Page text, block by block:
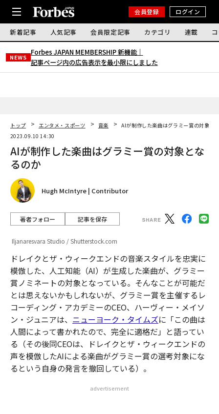
会員登録 ログイン
新着記事 人気記事 会員限定記事 カテゴリ 連載
NEWS
Forbes JAPAN MEMBERSHIP 新機能｜
記事ページ内の広告表示を最小限にしました
トップ エンタメ・スポーツ 音楽
AIが制作した楽曲はグラミー賞の対象と
2023.09.10 14:30
AIが制作した楽曲はグラミー賞の対象とな
るのか
Hugh McIntyre | Contributor
著者フォロー 記事を保存
Iljanaresvara Studio / Shutterstock.com
ドレイクとザ・ウィークエンドの音楽スタイルを忠実に
模倣した、人工知能（AI）が生成した楽曲が、グラミー
賞ノミネートの対象となっている。そんなことが可能だ
とは思えないかもしれないが、グラミー賞を主催するレ
コーディング・アカデミーのCEO、ハーヴィー・メイソ
ン・ジュニアは、 ニューヨーク・タイムズに「この曲は
人間によって書かれたので、完全に適格だ」と語ってい
る（その後同CEOは、ドレイクとザ・ウィークエンドの
声を模倣したAIによる楽曲がグラミー賞の選考対象にな
るという自身の発言を撤回している）。
advertisement